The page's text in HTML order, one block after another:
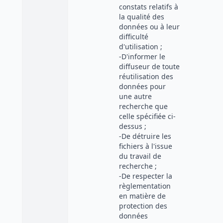
constats relatifs à
la qualité des
données ou à leur
difficulté
d'utilisation ;
-D'informer le
diffuseur de toute
réutilisation des
données pour
une autre
recherche que
celle spécifiée ci-
dessus ;
-De détruire les
fichiers à l'issue
du travail de
recherche ;
-De respecter la
règlementation
en matière de
protection des
données